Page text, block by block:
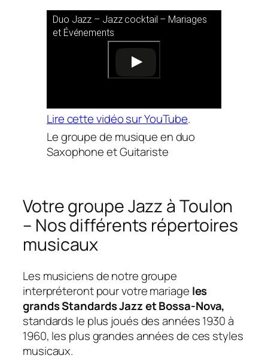
Duo Jazz – Jazz cocktail – Mariages
et Événements
Lire cette vidéo sur YouTube.
Le groupe de musique en duo
Saxophone et Guitariste
Votre groupe Jazz à Toulon
– Nos différents répertoires
musicaux
Les musiciens de notre groupe
interpréteront pour votre mariage les
grands Standards Jazz et Bossa-Nova,
standards le plus joués des années 1930 à
1960, les plus grandes années de ces styles
musicaux.